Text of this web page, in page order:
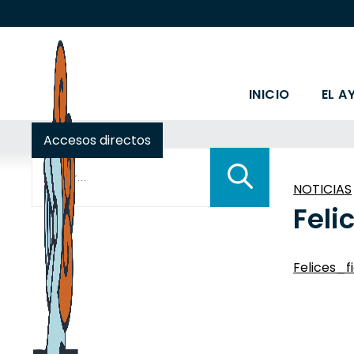
INICIO EL
Accesos directos
Buscar:
NOTICIAS